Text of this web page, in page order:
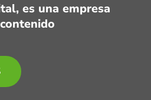
es una empresa